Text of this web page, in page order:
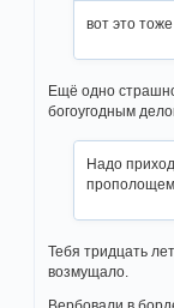
вот это
Ещё одно
богоугодным
Надо
прополощем
Тебя тридцать
возмущало.